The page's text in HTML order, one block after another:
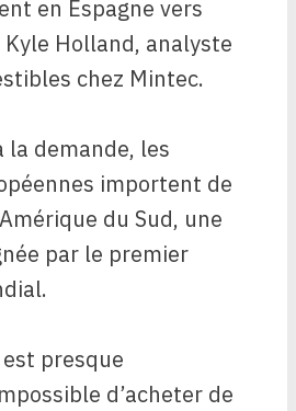
en Espagne vers
Holland, analyste
chez Mintec.
la demande, les
importent de
du Sud, une
par le premier
presque
d’acheter de